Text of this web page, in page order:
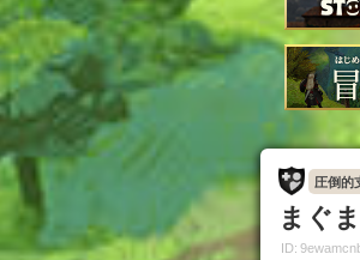
圧倒的
まぐ
ID: